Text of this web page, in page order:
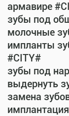
армавире
зубы под
молочные
импланты
#CITY#
зубы под
выдернуть
замена